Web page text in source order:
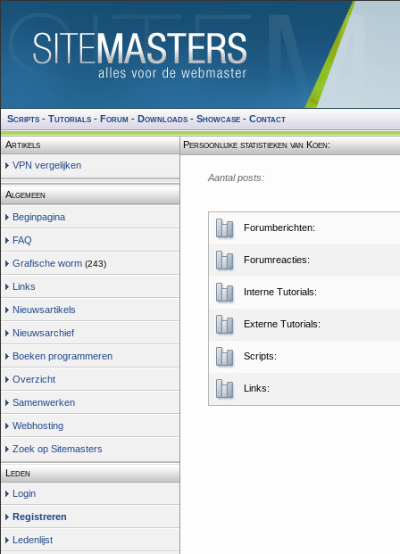
Scripts - Tutorials - Forum - Downloads - Showcase - Contact
Artikels
VPN vergelijken
Algemeen
Beginpagina
FAQ
Grafische worm (243)
Links
Nieuwsartikels
Nieuwsarchief
Boeken programmeren
Overzicht
Samenwerken
Webhosting
Zoek op Sitemasters
Leden
Login
Registreren
Ledenlijst
Persoonlijke statistieken van Koen:
Aantal posts:
Forumberichten:
Forumreacties:
Interne Tutorials:
Externe Tutorials:
Scripts:
Links: